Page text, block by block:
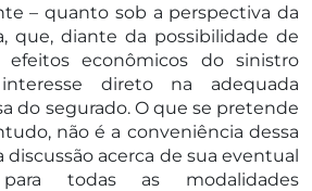
– quanto sob a perspectiva da
que, diante da possibilidade de
econômicos do sinistro
direto na adequada
do segurado. O que se pretende
não é a conveniência dessa
discussão acerca de sua eventual
para todas as modalidades